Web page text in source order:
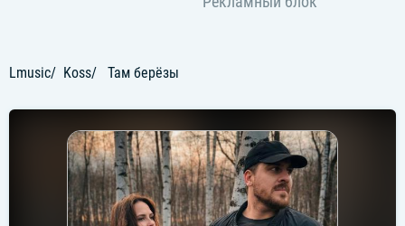
Lmusic Koss Там берёзы